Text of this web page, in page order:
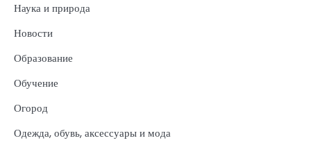
Наука и природа
Новости
Образование
Обучение
Огород
Одежда, обувь, аксессуары и мода